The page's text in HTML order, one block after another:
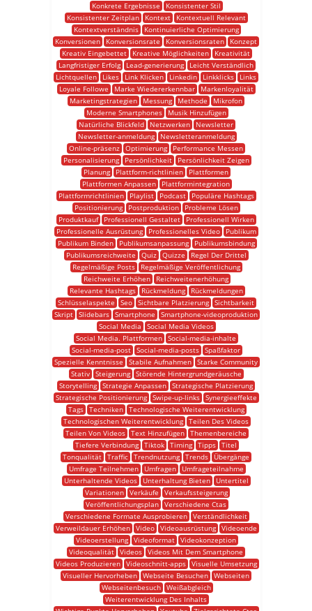
Konkrete Ergebnisse
Konsistenter Stil
Konsistenter Zeitplan
Kontext
Kontextuell Relevant
Kontextverständnis
Kontinuierliche Optimierung
Konversionen
Konversionsrate Konversionsraten
Konzept
Kreativ Eingebettet
Kreative Möglichkeiten
Kreativität
Langfristiger Erfolg
Lead-generierung
Leicht Verständlich
Lichtquellen
Likes Link Klicken Linkedin Linkklicks
Links
Loyale Followe
Marke Wiedererkennbar
Markenloyalität
Marketingstrategien
Messung Methode
Mikrofon
Moderne Smartphones
Musik Hinzufügen
Natürliche Blickfeld
Netzwerken
Newsletter
Newsletter-anmeldung
Newsletteranmeldung
Online-präsenz Optimierung
Performance Messen
Personalisierung
Persönlichkeit
Persönlichkeit Zeigen
Planung
Plattform-richtlinien
Plattformen
Plattformen Anpassen
Plattformintegration
Plattformrichtlinien
Playlist Podcast
Populäre Hashtags
Positionierung
Postproduktion
Probleme Lösen
Produktkauf
Professionell Gestaltet
Professionell Wirken
Professionelle Ausrüstung
Professionelles Video
Publikum
Publikum Binden
Publikumsanpassung
Publikumsbindung
Publikumsreichweite
Quiz Quizze
Regel Der Drittel
Regelmäßige Posts
Regelmäßige Veröffentlichung
Reichweite Erhöhen
Reichweitenerhöhung
Relevante Hashtags
Rückmeldung
Rückmeldungen
Schlüsselaspekte
Seo Sichtbare Platzierung Sichtbarkeit
Skript Slidebars Smartphone
Smartphone-videoproduktion
Social Media
Social Media Videos
Social Media. Plattformen Social-media-inhalte
Social-media-post Social-media-posts Spaßfaktor
Spezielle Kenntnisse
Stabile Aufnahmen Starke Community
Stativ
Steigerung
Störende Hintergrundgeräusche
Storytelling Strategie Anpassen Strategische Platzierung
Strategische Positionierung
Swipe-up-links
Synergieeffekte
Tags
Techniken
Technologische Weiterentwicklung
Technologischen Weiterentwicklung Teilen Des Videos
Teilen Von Videos Text Hinzufügen Themenbereiche
Tiefere Verbindung Tiktok Timing Tipps Titel
Tonqualität Traffic Trendnutzung Trends
Übergänge
Umfrage Teilnehmen
Umfragen
Umfrageteilnahme
Unterhaltende Videos
Unterhaltung Bieten
Untertitel
Variationen
Verkäufe
Verkaufssteigerung
Veröffentlichungsplan Verschiedene Ctas
Verschiedene Formate Ausprobieren
Verständlichkeit
Verweildauer Erhöhen
Video Videoausrüstung
Videoende
Videoerstellung Videoformat Videokonzeption
Videoqualität Videos Videos Mit Dem Smartphone
Videos Produzieren
Videoschnitt-apps
Visuelle Umsetzung
Visueller Hervorheben Webseite Besuchen Webseiten
Webseitenbesuch
Weißabgleich
Weiterentwicklung Des Inhalts